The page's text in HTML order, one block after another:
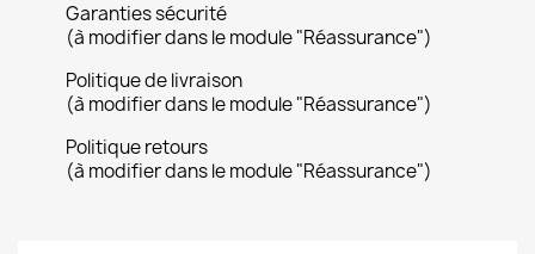
Garanties sécurité
(à modifier dans le module "Réassurance")
Politique de livraison
(à modifier dans le module "Réassurance")
Politique retours
(à modifier dans le module "Réassurance")